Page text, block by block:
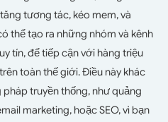
tương tác, kéo mem, và
thể tạo ra những nhóm và kênh
tín, để tiếp cận với hàng triệu
toàn thế giới. Điều này khác
truyền thống, như quảng
marketing, hoặc SEO, vì bạn